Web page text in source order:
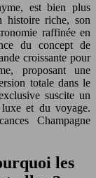
est bien plus
histoire riche, son
raffinée en
du concept de
croissante pour
proposant une
totale dans le
suscite un
luxe et du voyage.
Champagne
les